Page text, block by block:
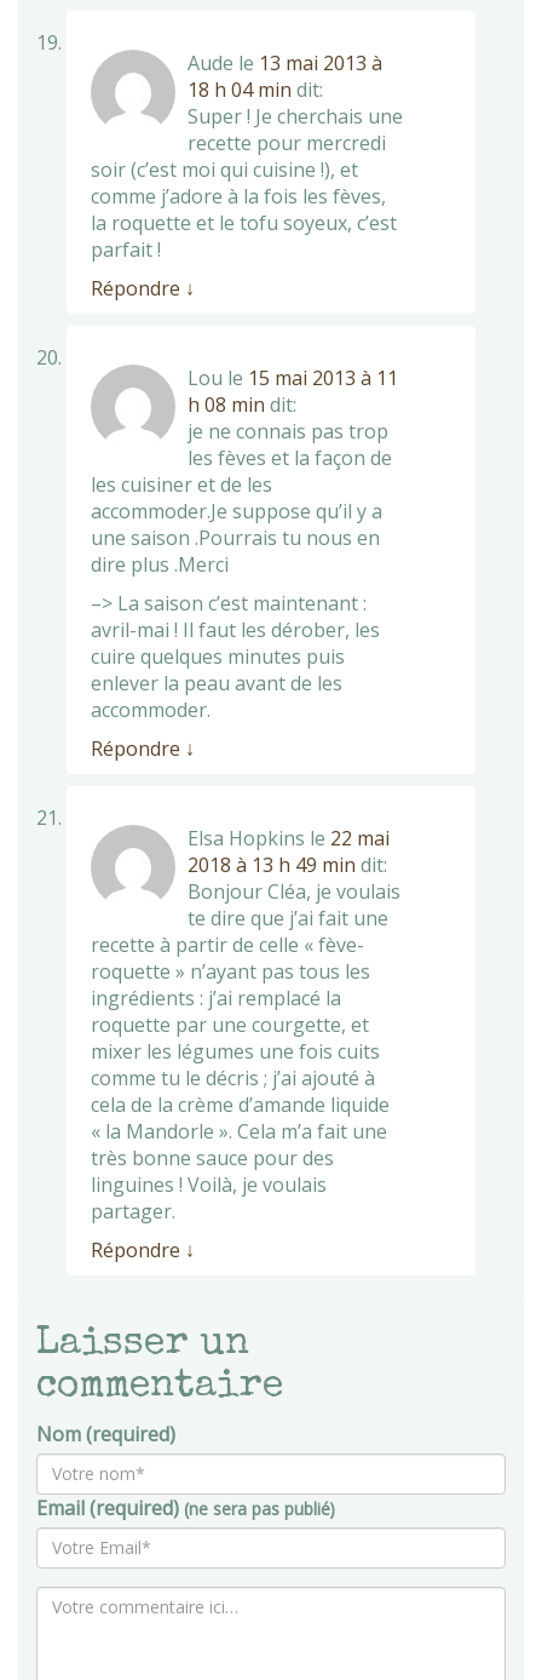
Aude le 13 mai 2013 à
18 h 04 min dit:
Super ! Je cherchais une
recette pour mercredi
soir (c’est moi qui cuisine !), et
comme j’adore à la fois les fèves,
la roquette et le tofu soyeux, c’est
parfait !
Répondre ↓
Lou le 15 mai 2013 à 11
h 08 min dit:
je ne connais pas trop
les fèves et la façon de
les cuisiner et de les
accommoder.Je suppose qu’il y a
une saison .Pourrais tu nous en
dire plus .Merci
–> La saison c’est maintenant :
avril-mai ! Il faut les dérober, les
cuire quelques minutes puis
enlever la peau avant de les
accommoder.
Répondre ↓
Elsa Hopkins le 22 mai
2018 à 13 h 49 min dit:
Bonjour Cléa, je voulais
te dire que j’ai fait une
recette à partir de celle « fève-
roquette » n’ayant pas tous les
ingrédients : j’ai remplacé la
roquette par une courgette, et
mixer les légumes une fois cuits
comme tu le décris ; j’ai ajouté à
cela de la crème d’amande liquide
« la Mandorle ». Cela m’a fait une
très bonne sauce pour des
linguines ! Voilà, je voulais
partager.
Répondre ↓
Laisser un
commentaire
Nom (required)
Email (required) (ne sera pas publié)